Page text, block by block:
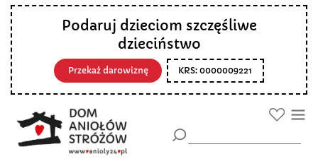
Podaruj dzieciom szczęśliwe
dzieciństwo
Przekaż darowiznę KRS: 0000009221